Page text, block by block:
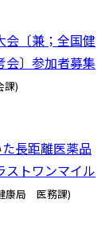
会〔兼；全国健
会〕参加者募集
課)
長距離医薬品
ストワンマイル
康局 医務課)